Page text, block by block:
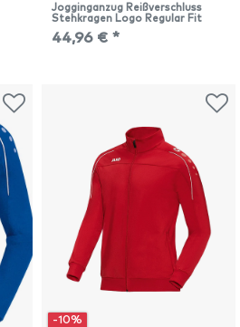
Jogginganzug Reißverschluss
Stehkragen Logo Regular Fit
44,96 € *
-10%